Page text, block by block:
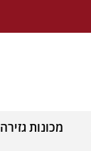
מכונות גזירה